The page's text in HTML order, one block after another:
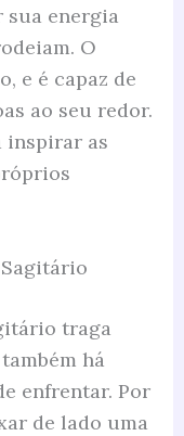
sua energia
O
e é capaz de
ao seu redor.
inspirar as
traga
há
enfrentar. Por
de lado uma